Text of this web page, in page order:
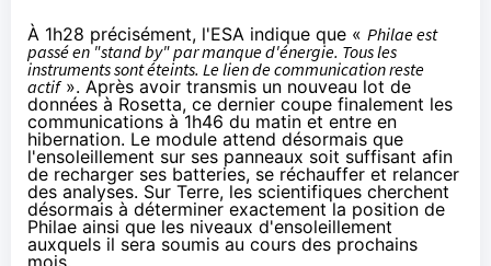
À 1h28 précisément, l'ESA indique que « Philae est
passé en "stand by" par manque d'énergie. Tous les
instruments sont éteints. Le lien de communication reste
actif». Après avoir transmis un nouveau lot de
données à Rosetta, ce dernier coupe finalement les
communications à 1h46 du matin et entre en
hibernation. Le module attend désormais que
l'ensoleillement sur ses panneaux soit suffisant afin
de recharger ses batteries, se réchauffer et relancer
des analyses. Sur Terre, les scientifiques cherchent
désormais à déterminer exactement la position de
Philae ainsi que les niveaux d'ensoleillement
auxquels il sera soumis au cours des prochains